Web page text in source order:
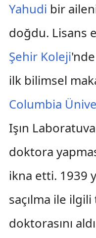
Yahudi bir
doğdu. Lisans
Şehir Koleji
ilk bilimsel
Columbia
Işın
doktora
ikna etti. 1939
saçılma ile
doktorasını